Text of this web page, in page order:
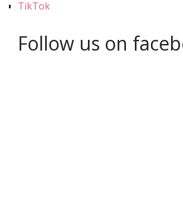
TikTok
Follow us on